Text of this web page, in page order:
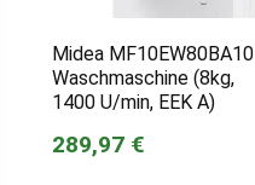
Midea MF10EW80BA10
Waschmaschine (8kg,
1400 U/min, EEK A)
289,97 €